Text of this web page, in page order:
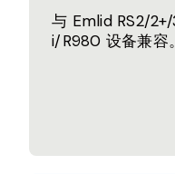
与 Emlid RS2/
i/R980 设备兼容。